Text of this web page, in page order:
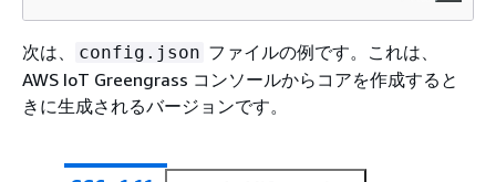
次は、 config.json ファイルの例です。これは、
AWS IoT Greengrass コンソールからコアを作成すると
きに生成されるバージョンです。